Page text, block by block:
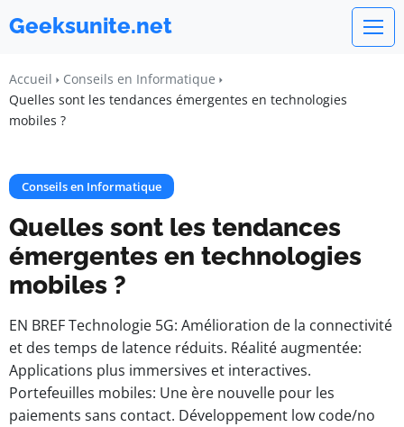
Geeksunite.net
Accueil
Conseils en Informatique
Quelles sont les tendances émergentes en technologies
mobiles ?
Conseils en Informatique
Quelles sont les tendances
émergentes en technologies
mobiles ?
EN BREF Technologie 5G: Amélioration de la connectivité
et des temps de latence réduits. Réalité augmentée:
Applications plus immersives et interactives.
Portefeuilles mobiles: Une ère nouvelle pour les
paiements sans contact. Développement low code/no